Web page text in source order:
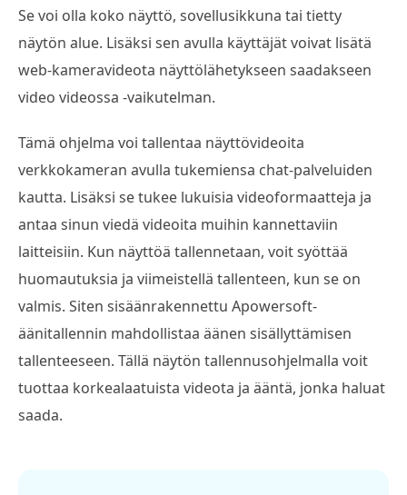
Se voi olla koko näyttö, sovellusikkuna tai tietty
näytön alue. Lisäksi sen avulla käyttäjät voivat lisätä
web-kameravideota näyttölähetykseen saadakseen
video videossa -vaikutelman.
Tämä ohjelma voi tallentaa näyttövideoita
verkkokameran avulla tukemiensa chat-palveluiden
kautta. Lisäksi se tukee lukuisia videoformaatteja ja
antaa sinun viedä videoita muihin kannettaviin
laitteisiin. Kun näyttöä tallennetaan, voit syöttää
huomautuksia ja viimeistellä tallenteen, kun se on
valmis. Siten sisäänrakennettu Apowersoft-
äänitallennin mahdollistaa äänen sisällyttämisen
tallenteeseen. Tällä näytön tallennusohjelmalla voit
tuottaa korkealaatuista videota ja ääntä, jonka haluat
saada.